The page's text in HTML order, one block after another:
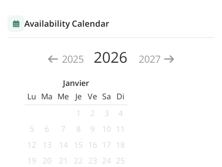
Availability Calendar
2025 2026 2027
Janvier
Lu Ma Me Je Ve Sa Di
1
2 3
4
5
6 7 8 9 10 11
12
13 14 15 16 17 18
19
20 21 22 23 24 25